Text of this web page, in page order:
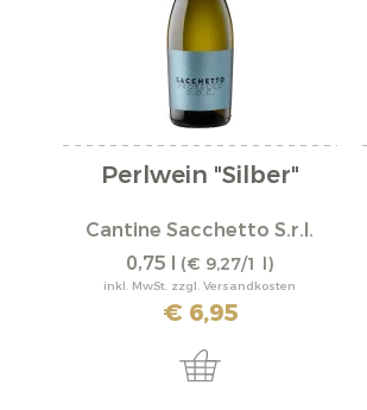
Perlwein "Silber"
Cantine Sacchetto S.r.l.
0,75 l (€ 9,27/1 l)
inkl. MwSt. zzgl. Versandkosten
€ 6,95